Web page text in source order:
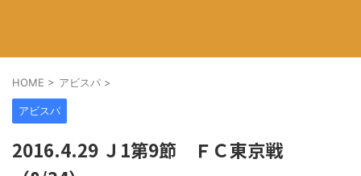
HOME > アビスパ >
アビスパ
2016.4.29 Ｊ1第9節 ＦＣ東京戦